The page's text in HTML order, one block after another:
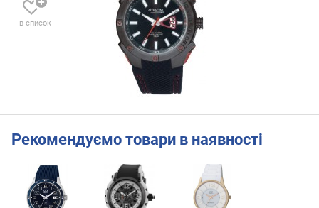
в список
Рекомендуємо товари в наявності